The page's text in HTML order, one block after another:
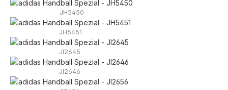
JH5450
JH5451
JI2645
JI2646